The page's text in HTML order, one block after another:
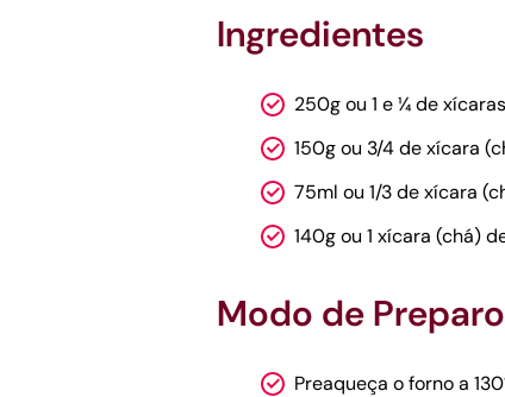
Ingredientes
250g ou 1 e ¼ de
150g ou 3/4 de xícara
75ml ou 1/3 de xícara
140g ou 1 xícara (chá)
Modo de Preparo
Preaqueça o forno a